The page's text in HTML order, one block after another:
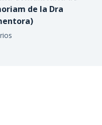
de la Dra